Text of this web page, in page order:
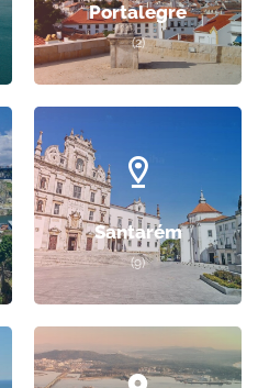
Portalegre
(2)
Santarém
(9)